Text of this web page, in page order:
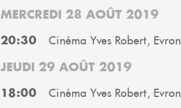
MERCREDI 28 AOÛT 2019
20:30 Cinéma Yves Robert, Evron
JEUDI 29 AOÛT 2019
18:00 Cinéma Yves Robert, Evron